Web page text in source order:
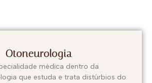
Otoneurologia
médica dentro da
que estuda e trata distúrbios do